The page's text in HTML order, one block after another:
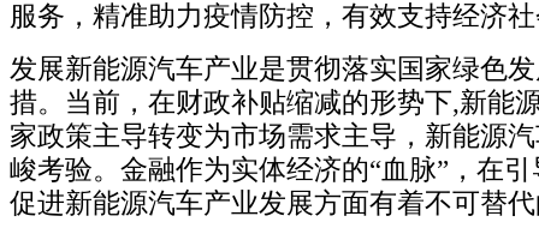
服务，精准助力疫情防控， 有效支持经济
发展新能源汽车产业是贯彻落实国家绿色
措。当前，在财政补贴缩减的形势下,新能
家政策主导转变为市场需求主导，新能源
峻考验。金融作为实体经济的“血脉”，在
促进新能源汽车产业发展方面有着不可替